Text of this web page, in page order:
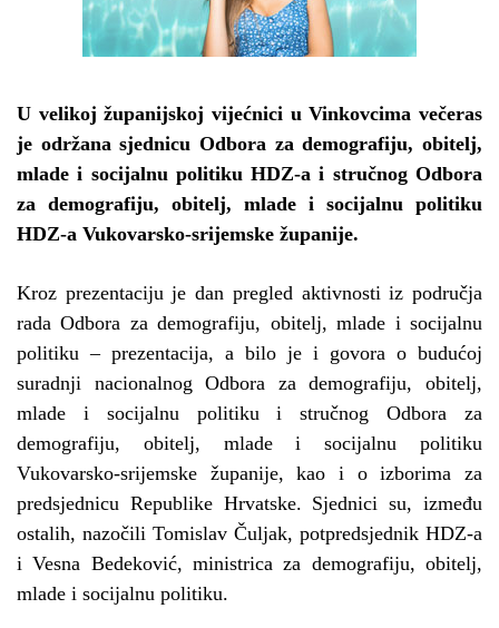
U velikoj županijskoj vijećnici u Vinkovcima večeras
je održana sjednicu Odbora za demografiju, obitelj,
mlade i socijalnu politiku HDZ-a i stručnog Odbora
za demografiju, obitelj, mlade i socijalnu politiku
HDZ-a Vukovarsko-srijemske županije.
Kroz prezentaciju je dan pregled aktivnosti iz područja
rada Odbora za demografiju, obitelj, mlade i socijalnu
politiku – prezentacija, a bilo je i govora o budućoj
suradnji nacionalnog Odbora za demografiju, obitelj,
mlade i socijalnu politiku i stručnog Odbora za
demografiju, obitelj, mlade i socijalnu politiku
Vukovarsko-srijemske županije, kao i o izborima za
predsjednicu Republike Hrvatske. Sjednici su, između
ostalih, nazočili Tomislav Čuljak, potpredsjednik HDZ-a
i Vesna Bedeković, ministrica za demografiju, obitelj,
mlade i socijalnu politiku.